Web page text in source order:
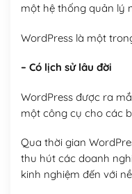
một hệ thống quản lý
WordPress là một
– Có lịch sử lâu đời
WordPress được ra
một công cụ cho các
Qua thời gian
thu hút các doanh
kinh nghiệm đến với